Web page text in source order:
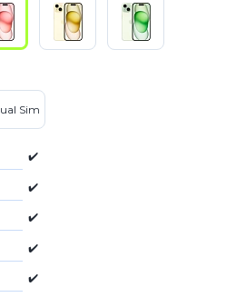
Sim
✔️
✔️
✔️
✔️
✔️